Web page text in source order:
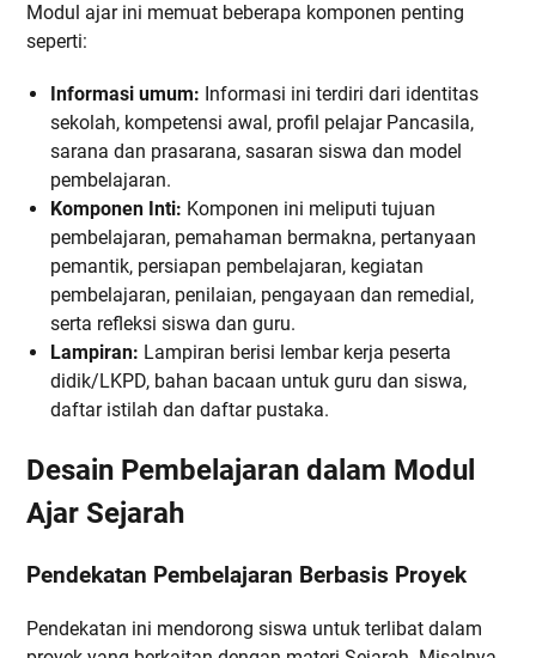
Modul ajar ini memuat beberapa komponen penting
seperti:
Informasi umum: Informasi ini terdiri dari identitas
sekolah, kompetensi awal, profil pelajar Pancasila,
sarana dan prasarana, sasaran siswa dan model
pembelajaran.
Komponen Inti: Komponen ini meliputi tujuan
pembelajaran, pemahaman bermakna, pertanyaan
pemantik, persiapan pembelajaran, kegiatan
pembelajaran, penilaian, pengayaan dan remedial,
serta refleksi siswa dan guru.
Lampiran: Lampiran berisi lembar kerja peserta
didik/LKPD, bahan bacaan untuk guru dan siswa,
daftar istilah dan daftar pustaka.
Desain Pembelajaran dalam Modul
Ajar Sejarah
Pendekatan Pembelajaran Berbasis Proyek
Pendekatan ini mendorong siswa untuk terlibat dalam